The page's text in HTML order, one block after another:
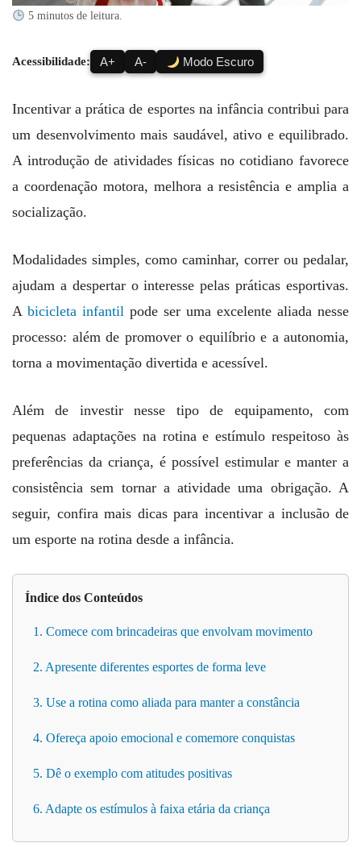
5 minutos de leitura.
Acessibilidade: A+ A- Modo Escuro
Incentivar a prática de esportes na infância contribui para
um desenvolvimento mais saudável, ativo e equilibrado.
A introdução de atividades físicas no cotidiano favorece
a coordenação motora, melhora a resistência e amplia a
socialização.
Modalidades simples, como caminhar, correr ou pedalar,
ajudam a despertar o interesse pelas práticas esportivas.
A bicicleta infantil pode ser uma excelente aliada nesse
processo: além de promover o equilíbrio e a autonomia,
torna a movimentação divertida e acessível.
Além de investir nesse tipo de equipamento, com
pequenas adaptações na rotina e estímulo respeitoso às
preferências da criança, é possível estimular e manter a
consistência sem tornar a atividade uma obrigação. A
seguir, confira mais dicas para incentivar a inclusão de
um esporte na rotina desde a infância.
Índice dos Conteúdos
1. Comece com brincadeiras que envolvam movimento
2. Apresente diferentes esportes de forma leve
3. Use a rotina como aliada para manter a constância
4. Ofereça apoio emocional e comemore conquistas
5. Dê o exemplo com atitudes positivas
6. Adapte os estímulos à faixa etária da criança